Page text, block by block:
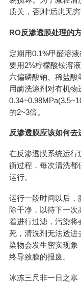
质关，否则“后患无穷”
RO反渗透膜处理的
定期用0.1%甲醛溶
要用2%柠檬酸铵溶
六偏磷酸钠、稀盐
用酶洗涤剂对有机物
的2~3倍。
反渗透膜应该如何去
在反渗透膜系统运行
衡过程，每次清洗都
运行。
运行一段时间以后，
除干净，以待下一
着进行过滤，污染将
死，清洗剂无法透进
染物会发生密实现象
终导致膜的报废。
冰冻三尺非一日之